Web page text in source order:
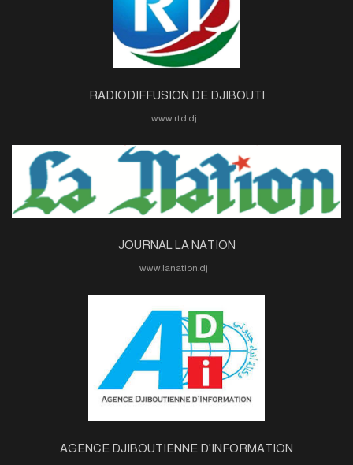
RADIODIFFUSION DE DJIBOUTI
JOURNAL LA NATION
AGENCE DJIBOUTIENNE D'INFORMATION